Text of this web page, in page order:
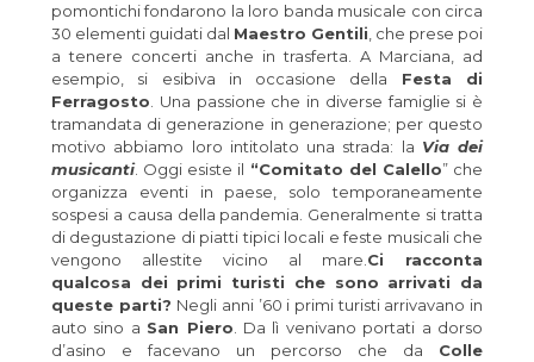
pomontichi fondarono la loro banda musicale con circa
30 elementi guidati dal Maestro Gentili, che prese poi
a tenere concerti anche in trasferta. A Marciana, ad
esempio, si esibiva in occasione della Festa di
Ferragosto. Una passione che in diverse famiglie si è
tramandata di generazione in generazione; per questo
motivo abbiamo loro intitolato una strada: la Via dei
musicanti. Oggi esiste il “Comitato del Calello” che
organizza eventi in paese, solo temporaneamente
sospesi a causa della pandemia. Generalmente si tratta
di degustazione di piatti tipici locali e feste musicali che
vengono allestite vicino al mare.Ci racconta
qualcosa dei primi turisti che sono arrivati da
queste parti? Negli anni ’60 i primi turisti arrivavano in
auto sino a San Piero. Da lì venivano portati a dorso
d’asino e facevano un percorso che da Colle